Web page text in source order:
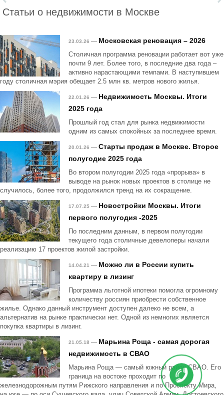
Статьи о недвижимости в Москве
23.03.26 — Московская реновация – 2026
Столичная программа реновации работает вот уже
почти 9 лет. Более того, в последние два года –
активно нарастающими темпами. В наступившем
году столичная мэрия обещает 2.5 млн кв. метров нового жилья.
22.01.26 — Недвижимость Москвы. Итоги
2025 года
Прошлый год стал для рынка недвижимости
одним из самых спокойных за последнее время.
20.01.26 — Старты продаж в Москве. Второе
полугодие 2025 года
Во втором полугодии 2025 года «прорыва» в
выводе на рынок новых проектов в столице не
случилось, более того, продолжился тренд на их сокращение.
17.07.25 — Новостройки Москвы. Итоги
первого полугодия -2025
По последним данным, в первом полугодии
текущего года столичные девелоперы начали
реализацию 17 проектов жилой застройки.
14.04.21 — Можно ли в России купить
квартиру в лизинг
Программа льготной ипотеки помогла огромному
количеству россиян приобрести собственное
жилье. Однако данный инструмент доступен далеко не всем, а
альтернатив на рынке практически нет. Одной из немногих является
покупка квартиры в лизинг.
21.05.18 — Марьина Роща - самая дорогая
недвижимость в СВАО
Марьина Роща — самый южный район СВАО. Его
граница на востоке проходит по
железнодорожным путям Рижского направления и по Проспекту Мира,